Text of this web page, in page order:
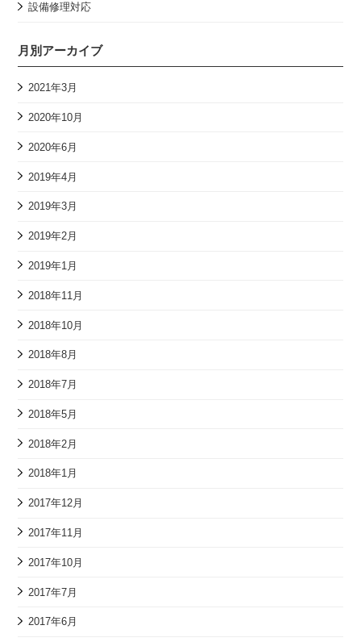
設備修理対応
月別アーカイブ
2021年3月
2020年10月
2020年6月
2019年4月
2019年3月
2019年2月
2019年1月
2018年11月
2018年10月
2018年8月
2018年7月
2018年5月
2018年2月
2018年1月
2017年12月
2017年11月
2017年10月
2017年7月
2017年6月